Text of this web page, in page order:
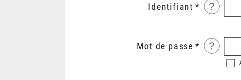
Identifiant ?
Mot de passe ?